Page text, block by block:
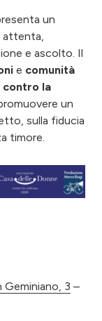
un
attenta,
e ascolto. Il
e comunità
contro la
un
sulla fiducia
timore.
Geminiano, 3 –